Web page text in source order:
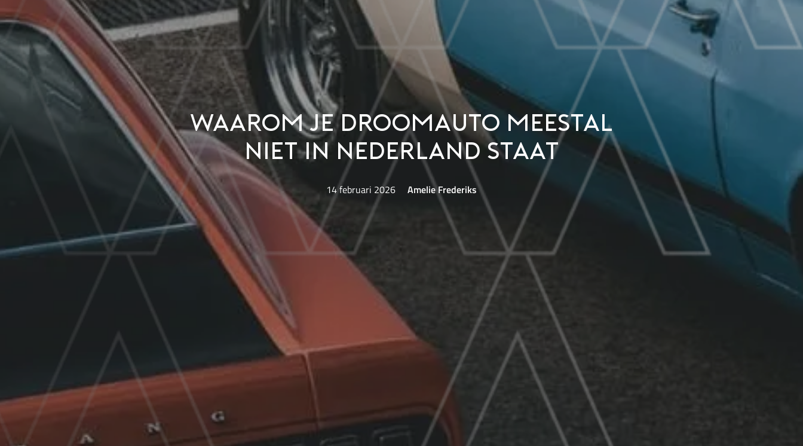
Waarom je droomauto meestal
niet in Nederland staat
14 februari 2026 Amelie Frederiks